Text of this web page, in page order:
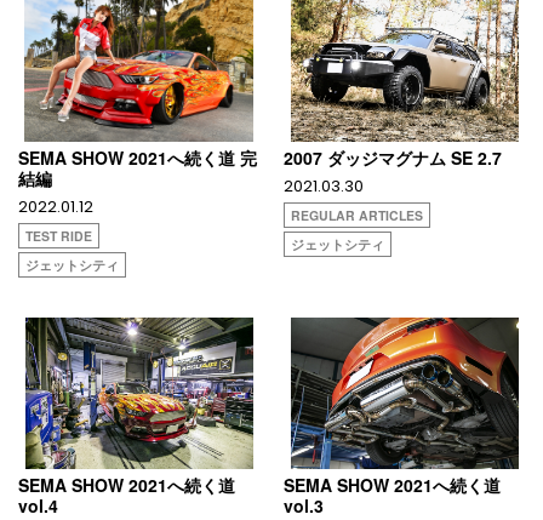
SEMA SHOW 2021へ続く道 完
結編
2022.01.12
TEST RIDE
ジェットシティ
2007 ダッジマグナム SE 2.7
2021.03.30
REGULAR ARTICLES
ジェットシティ
SEMA SHOW 2021へ続く道
vol.4
SEMA SHOW 2021へ続く道
vol.3